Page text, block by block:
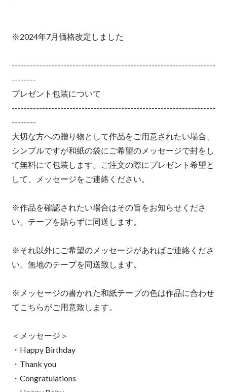
※2024年7月価格改定しました
-------------------------------------------------------------------
--------
プレゼント包装について
-------------------------------------------------------------------
--------
大切な方への贈り物として作品をご用意されたい場合、
シンプルですが和紙の袋にご希望のメッセージで封をし
て無料にて包装します。ご注文の際にプレゼント希望と
して、メッセージをご連絡ください。
※作品を確認されたい場合はその旨をお知らせくださ
い。テープを貼らずに同送します。
※それ以外にご希望のメッセージがあればご連絡くださ
い。無地のテープを同送致します。
※メッセージの書かれた和紙テープの色は作品に合わせ
てこちらがご用意致します。
＜メッセージ＞
・Happy Birthday
・Thank you
・Congratulations